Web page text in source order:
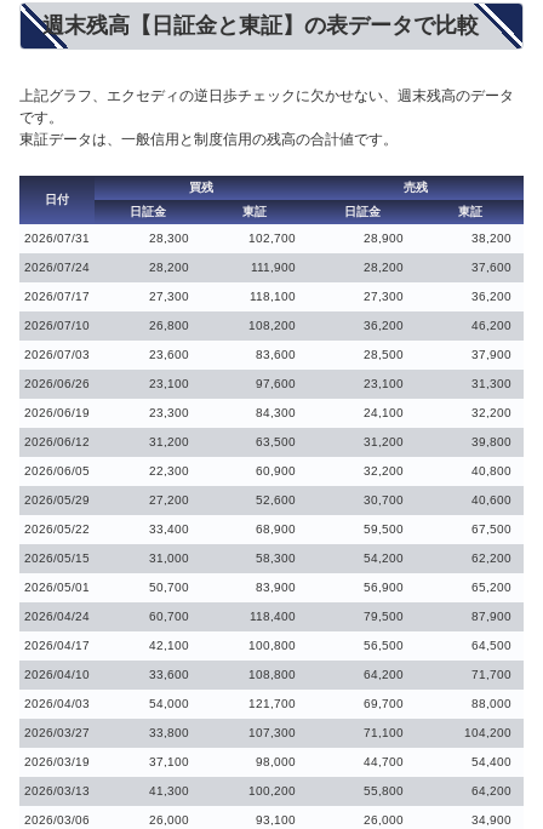
週末残高【日証金と東証】の表データで比較
上記グラフ、エクセディの逆日歩チェックに欠かせない、週末残高のデータ
です。
東証データは、一般信用と制度信用の残高の合計値です。
日付
買残
売残
日証金
東証 日証金
東証
2026/07/31
28,300 102,700 28,900 38,200
2026/07/24 28,200 111,900 28,200 37,600
2026/07/17 27,300 118,100 27,300 36,200
2026/07/10 26,800 108,200 36,200 46,200
2026/07/03 23,600 83,600 28,500 37,900
2026/06/26 23,100 97,600 23,100 31,300
2026/06/19 23,300 84,300 24,100 32,200
2026/06/12 31,200 63,500 31,200 39,800
2026/06/05 22,300 60,900 32,200 40,800
2026/05/29 27,200 52,600 30,700 40,600
2026/05/22 33,400 68,900 59,500 67,500
2026/05/15 31,000 58,300 54,200 62,200
2026/05/01 50,700 83,900 56,900 65,200
2026/04/24 60,700 118,400 79,500 87,900
2026/04/17 42,100 100,800 56,500 64,500
2026/04/10 33,600 108,800 64,200 71,700
2026/04/03 54,000 121,700 69,700 88,000
2026/03/27 33,800 107,300 71,100 104,200
2026/03/19 37,100 98,000 44,700 54,400
2026/03/13 41,300 100,200 55,800 64,200
2026/03/06 26,000 93,100 26,000 34,900